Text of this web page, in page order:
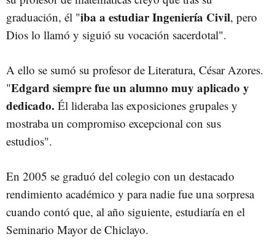
graduación, él "iba a estudiar Ingeniería Civil, pero
Dios lo llamó y siguió su vocación sacerdotal".
A ello se sumó su profesor de Literatura, César Azores.
"Edgard siempre fue un alumno muy aplicado y
dedicado. Él lideraba las exposiciones grupales y
mostraba un compromiso excepcional con sus
estudios".
En 2005 se graduó del colegio con un destacado
rendimiento académico y para nadie fue una sorpresa
cuando contó que, al año siguiente, estudiaría en el
Seminario Mayor de Chiclayo.